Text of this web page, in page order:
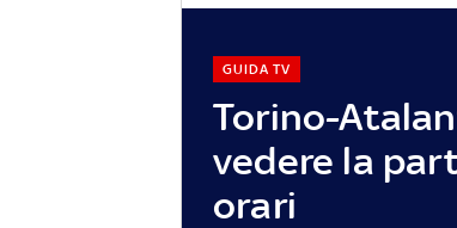
Torino-
vedere la
orari
GUIDA TV